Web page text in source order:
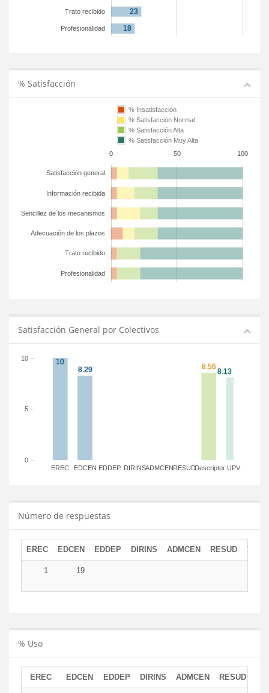
Trato recibido
Profesionalidad
% Satisfacción
0 50 100
Satisfacción general
Información recibida
Sencillez de los mecanismos
Adecuación de los plazos
Trato recibido
Profesionalidad
% Insatisfacción
% Satisfacción Normal
% Satisfacción Alta
% Satisfacción Muy Alta
Satisfacción General por Colectivos
EREC EDCEN EDDEP DIRINSADMCENRESUDDescriptor UPV
0
5
10
Número de respuestas
EREC EDCEN EDDEP DIRINS ADMCEN RESUD
1 19
% Uso
EREC EDCEN EDDEP DIRINS ADMCEN RESUD